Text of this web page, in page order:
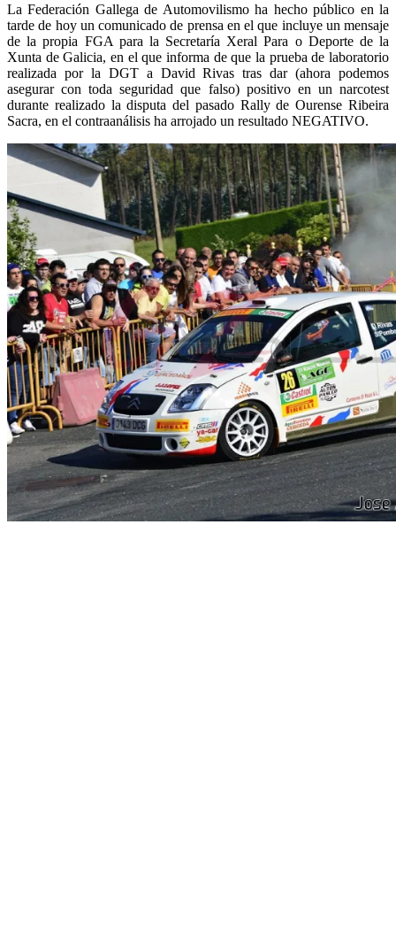
La Federación Gallega de Automovilismo ha hecho público en la
tarde de hoy un comunicado de prensa en el que incluye un mensaje
de la propia FGA para la Secretaría Xeral Para o Deporte de la
Xunta de Galicia, en el que informa de que la prueba de laboratorio
realizada por la DGT a David Rivas tras dar (ahora podemos
asegurar con toda seguridad que falso) positivo en un narcotest
durante realizado la disputa del pasado Rally de Ourense Ribeira
Sacra, en el contraanálisis ha arrojado un resultado NEGATIVO.